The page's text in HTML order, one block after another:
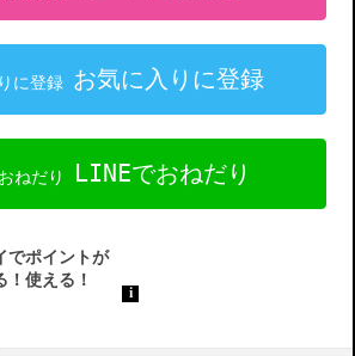
お気に入りに登録
LINEでおねだり